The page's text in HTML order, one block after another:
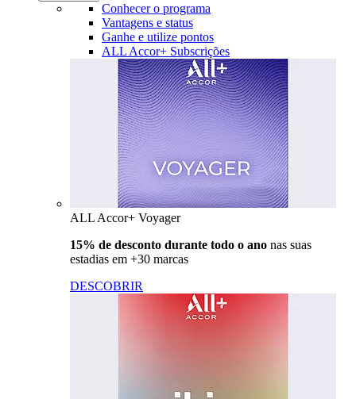
Conhecer o programa
Vantagens e status
Ganhe e utilize pontos
ALL Accor+ Subscrições
ALL Accor+ Voyager
15% de desconto durante todo o ano nas suas
estadias em +30 marcas
DESCOBRIR